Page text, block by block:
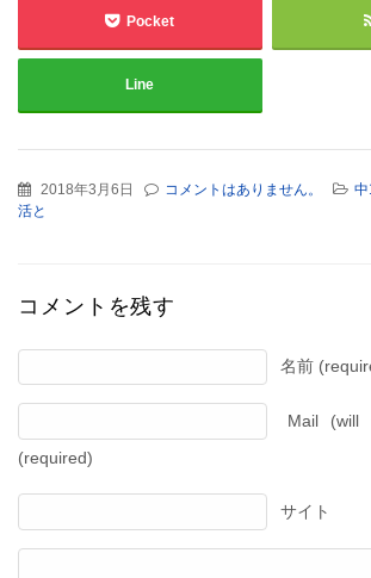
Pocket
Line
2018年3月6日 コメントはありません。
活と
コメントを残す
名前
Mail (will
(required)
サイト